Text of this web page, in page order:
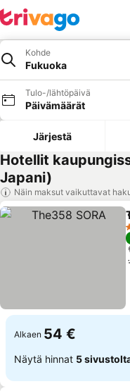
Kohde
Fukuoka
Tulo-/lähtöpäivä
Päivämäärät
Järjestä
Hotellit
Japani)
Näin maksut vaikuttavat
Alkaen 54 €
Näytä hinnat 5